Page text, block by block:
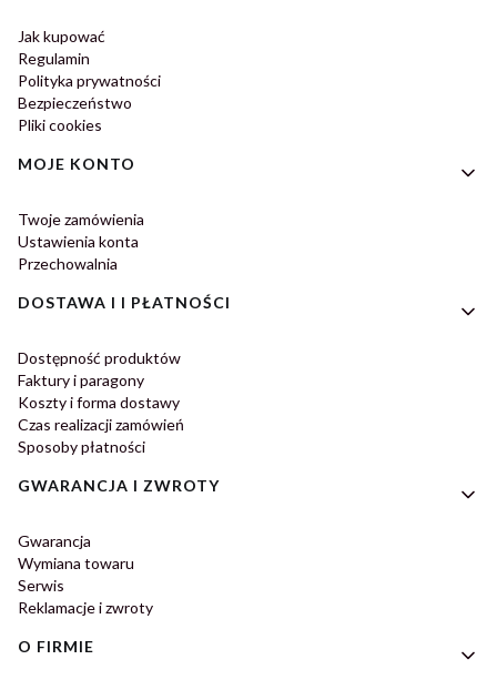
Jak kupować
Regulamin
Polityka prywatności
Bezpieczeństwo
Pliki cookies
MOJE KONTO
Twoje zamówienia
Ustawienia konta
Przechowalnia
DOSTAWA I I PŁATNOŚCI
Dostępność produktów
Faktury i paragony
Koszty i forma dostawy
Czas realizacji zamówień
Sposoby płatności
GWARANCJA I ZWROTY
Gwarancja
Wymiana towaru
Serwis
Reklamacje i zwroty
O FIRMIE